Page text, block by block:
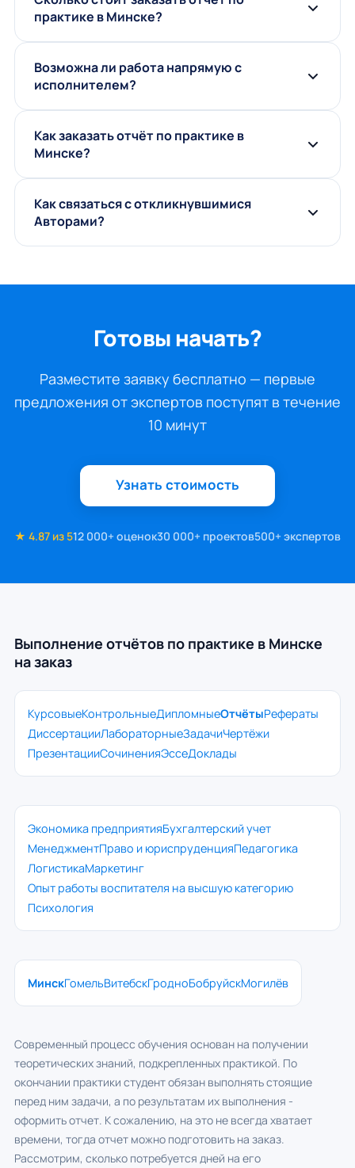
практике в Минске?
Возможна ли работа напрямую с
исполнителем?
Как заказать отчёт по практике в
Минске?
Как связаться с откликнувшимися
Авторами?
Готовы начать?
Разместите заявку бесплатно — первые
предложения от экспертов поступят в течение
10 минут
Узнать стоимость
★ 4.87 из 512 000+ оценок30 000+ проектов500+ экспертов
Выполнение отчётов по практике в Минске
на заказ
КурсовыеКонтрольныеДипломныеОтчётыРефераты
ДиссертацииЛабораторныеЗадачиЧертёжи
ПрезентацииСочиненияЭссеДоклады
Экономика предприятияБухгалтерский учет
МенеджментПраво и юриспруденцияПедагогика
ЛогистикаМаркетинг
Опыт работы воспитателя на высшую категорию
Психология
МинскГомельВитебскГродноБобруйскМогилёв
Современный процесс обучения основан на получении
теоретических знаний, подкрепленных практикой. По
окончании практики студент обязан выполнять стоящие
перед ним задачи, а по результатам их выполнения -
оформить отчет. К сожалению, на это не всегда хватает
времени, тогда отчет можно подготовить на заказ.
Рассмотрим, сколько потребуется дней на его